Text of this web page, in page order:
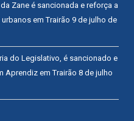
Zane é sancionada e reforça a
em Trairão 9 de julho de
do Legislativo, é sancionado e
Aprendiz em Trairão 8 de julho